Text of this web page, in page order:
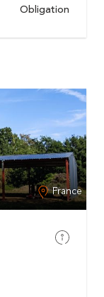
Obligation
France